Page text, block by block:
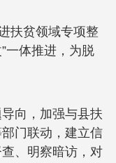
扶贫领域专项整
一体推进，为脱
向，加强与县扶
门联动，建立信
、明察暗访，对